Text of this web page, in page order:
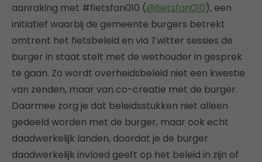
aanraking met #fietsfan010 (@fietsfan010), een
initiatief waarbij de gemeente burgers betrekt
omtrent het fietsbeleid en via Twitter sessies de
burger in staat stelt met de wethouder in gesprek
te gaan. Zo wordt overheidsbeleid niet een kwestie
van zenden, maar van co-creatie met de burger.
Daarmee zorg je dat beleidsstukken niet alleen
gedeeld worden met de burger, maar ook echt
daadwerkelijk landen, doordat je de burger
daadwerkelijk invloed geeft op het beleid in zijn of